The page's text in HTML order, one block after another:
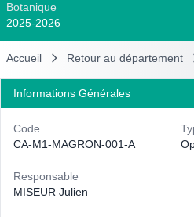
Botanique
2025-2026
Accueil Retour au département
Informations Générales
Code
CA-M1-MAGRON-001-A
Responsable
MISEUR Julien